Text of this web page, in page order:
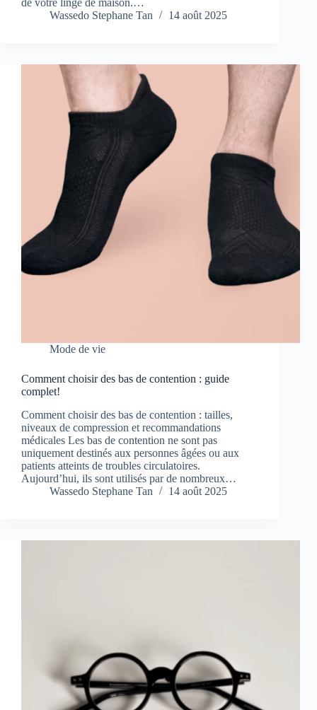
de votre linge de maison.…
Wassedo Stephane Tan
14 août 2025
Mode de vie
Comment choisir des bas de contention : guide
complet!
Comment choisir des bas de contention : tailles,
niveaux de compression et recommandations
médicales Les bas de contention ne sont pas
uniquement destinés aux personnes âgées ou aux
patients atteints de troubles circulatoires.
Aujourd’hui, ils sont utilisés par de nombreux…
Wassedo Stephane Tan
14 août 2025